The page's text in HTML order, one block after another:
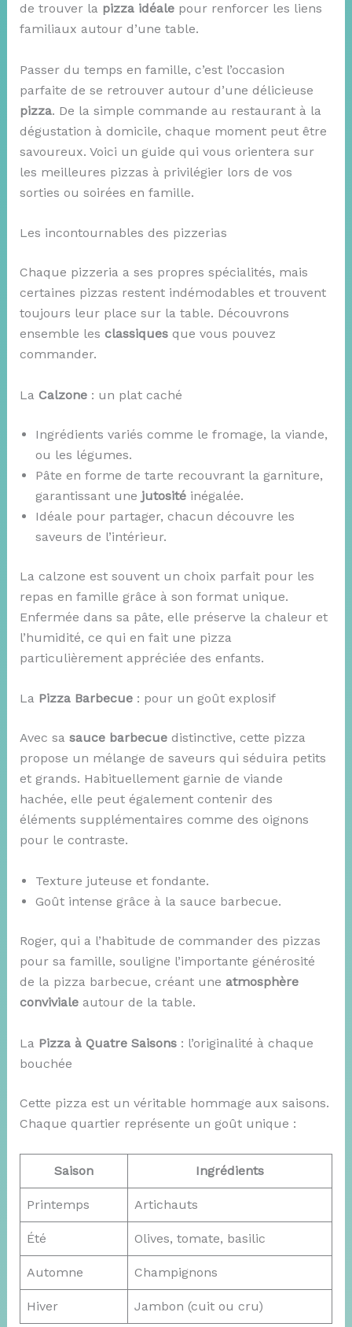
de trouver la pizza idéalepour renforcer les liens
familiaux autour d’une table.
Passer du temps en famille, c’est l’occasion
parfaite de se retrouver autour d’une délicieuse
pizza. De la simple commande au restaurant à la
dégustation à domicile, chaque moment peut être
savoureux. Voici un guide qui vous orientera sur
les meilleures pizzas à privilégier lors de vos
sorties ou soirées en famille.
Les incontournables des pizzerias
Chaque pizzeria a ses propres spécialités, mais
certaines pizzas restent indémodables et trouvent
toujours leur place sur la table. Découvrons
ensemble les classiquesque vous pouvez
commander.
La Calzone: un plat caché
Ingrédients variés comme le fromage, la viande,
ou les légumes.
Pâte en forme de tarte recouvrant la garniture,
garantissant une jutositéinégalée.
Idéale pour partager, chacun découvre les
saveurs de l’intérieur.
La calzone est souvent un choix parfait pour les
repas en famille grâce à son format unique.
Enfermée dans sa pâte, elle préserve la chaleur et
l’humidité, ce qui en fait une pizza
particulièrement appréciée des enfants.
La Pizza Barbecue: pour un goût explosif
Avec sa sauce barbecuedistinctive, cette pizza
propose un mélange de saveurs qui séduira petits
et grands. Habituellement garnie de viande
hachée, elle peut également contenir des
éléments supplémentaires comme des oignons
pour le contraste.
Texture juteuse et fondante.
Goût intense grâce à la sauce barbecue.
Roger, qui a l’habitude de commander des pizzas
pour sa famille, souligne l’importante générosité
de la pizza barbecue, créant une atmosphère
convivialeautour de la table.
La Pizza à Quatre Saisons: l’originalité à chaque
bouchée
Cette pizza est un véritable hommage aux saisons.
Chaque quartier représente un goût unique :
Saison Ingrédients
Printemps Artichauts
Été Olives, tomate, basilic
Automne Champignons
Hiver Jambon (cuit ou cru)